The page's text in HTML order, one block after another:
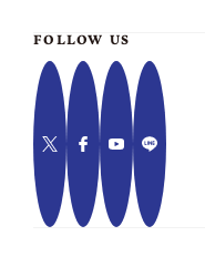
FOLLOW US